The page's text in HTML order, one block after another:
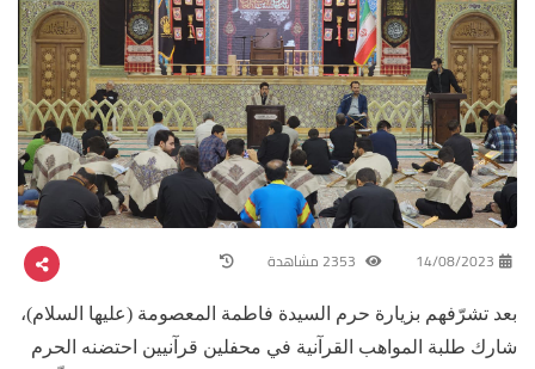
14/08/2023
بعد تشرّفهم بزيارة حرم السيدة فاطمة المعصومة (عليها السلام)،
شارك طلبة المواهب القرآنية في محفلين قرآنيين احتضنه الحرم